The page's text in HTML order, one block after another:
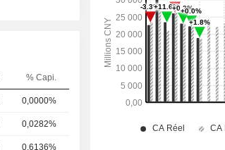
% Capi.
0,0000%
0,0282%
0,6136%